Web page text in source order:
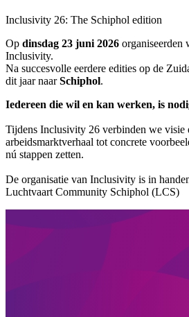
Inclusivity 26: The Schiphol edition
Op dinsdag 23 juni 2026 organiseerden
Inclusivity.
Na succesvolle eerdere edities op de
dit jaar naarSchiphol.
Iedereen die wil en kan werken, is
Tijdens Inclusivity 26 verbinden we visie
arbeidsmarktverhaal tot concrete
nú stappen zetten.
De organisatie van Inclusivity is in
Luchtvaart Community Schiphol (LCS)